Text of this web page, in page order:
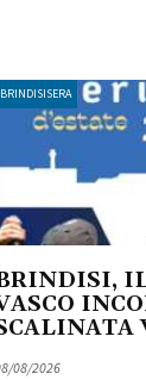
BRINDISISERA
08/2026